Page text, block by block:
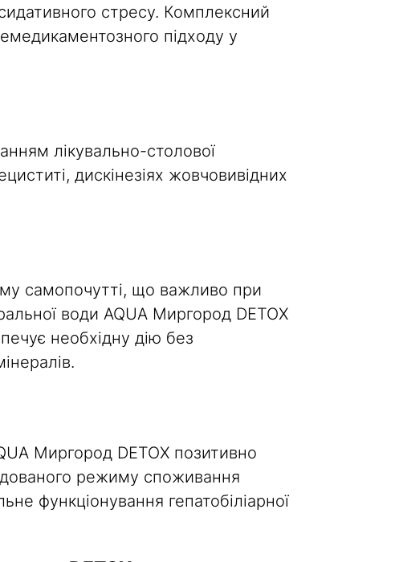
стресу. Комплексний
підходу у
лікувально-столової
дискінезіях жовчовивідних
самопочутті, що важливо при
води AQUA Миргород DETOX
необхідну дію без
Миргород DETOX позитивно
режиму споживання
функціонування гепатобіліарної